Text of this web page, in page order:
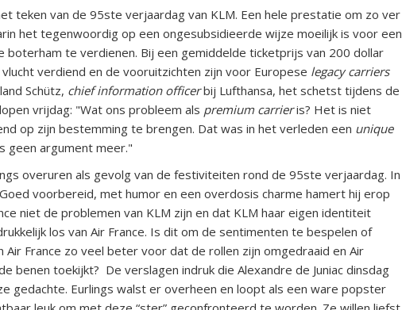
teken van de 95ste verjaardag van KLM. Een hele prestatie om zo ver
het tegenwoordig op een ongesubsidieerde wijze moeilijk is voor een
boterham te verdienen. Bij een gemiddelde ticketprijs van 200 dollar
verdiend en de vooruitzichten zijn voor Europese legacy carriers
Schütz, chief information officerbij Lufthansa, het schetst tijdens de
vrijdag: "Wat ons probleem als premium carrieris? Het is niet
op zijn bestemming te brengen. Dat was in het verleden een unique
geen argument meer."
overuren als gevolg van de festiviteiten rond de 95ste verjaardag. In
voorbereid, met humor en een overdosis charme hamert hij erop
niet de problemen van KLM zijn en dat KLM haar eigen identiteit
los van Air France. Is dit om de sentimenten te bespelen of
France zo veel beter voor dat de rollen zijn omgedraaid en Air
benen toekijkt? De verslagen indruk die Alexandre de Juniac dinsdag
gedachte. Eurlings walst er overheen en loopt als een ware popster